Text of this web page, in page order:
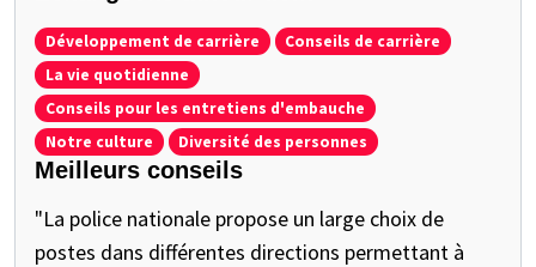
Développement de carrière
Conseils de carrière
La vie quotidienne
Conseils pour les entretiens d'embauche
Notre culture
Diversité des personnes
Meilleurs conseils
"La police nationale propose un large choix de
postes dans différentes directions permettant à